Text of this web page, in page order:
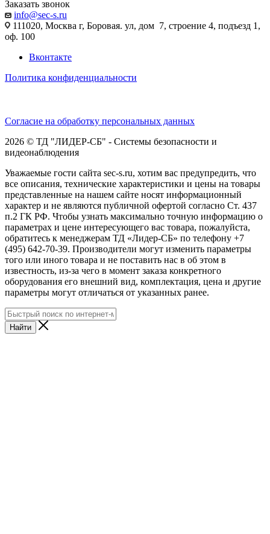
Заказать звонок
info@sec-s.ru
111020, Москва г, Боровая. ул, дом 7, строение 4, подъезд 1,
оф. 100
Вконтакте
Политика конфиденциальности
Согласие на обработку персональных данных
2026 © ТД "ЛИДЕР-СБ" - Системы безопасности и
видеонаблюдения
Уважаемые гости сайта sec-s.ru, хотим вас предупредить, что
все описания, технические характеристики и цены на товары
представленные на нашем сайте носят информационный
характер и не являются публичной офертой согласно Ст. 437
п.2 ГК РФ. Чтобы узнать максимально точную информацию о
параметрах и цене интересующего вас товара, пожалуйста,
обратитесь к менеджерам ТД «Лидер-СБ» по телефону +7
(495) 642-70-39. Производители могут изменить параметры
того или иного товара и не поставить нас в об этом в
известность, из-за чего в момент заказа конкретного
оборудования его внешний вид, комплектация, цена и другие
параметры могут отличаться от указанных ранее.
Найти